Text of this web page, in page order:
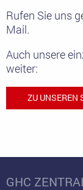
Rufen Sie uns
Mail.
Auch unsere
weiter:
ZU UNSEREN
GHC